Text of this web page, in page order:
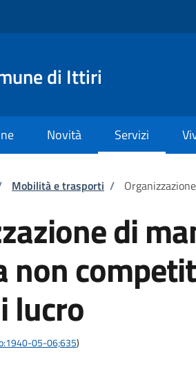
di Ittiri
Novità Servizi
pane
Mobilità e trasporti /
di
non
lucro
05-06;635)